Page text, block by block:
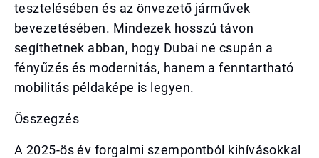
tesztelésében és az önvezető járművek
bevezetésében. Mindezek hosszú távon
segíthetnek abban, hogy Dubai ne csupán a
fényűzés és modernitás, hanem a fenntartható
mobilitás példaképe is legyen.
Összegzés
A 2025-ös év forgalmi szempontból kihívásokkal